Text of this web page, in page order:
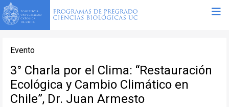
Evento
3° Charla por el Clima: “Restauración
Ecológica y Cambio Climático en
Chile”, Dr. Juan Armesto